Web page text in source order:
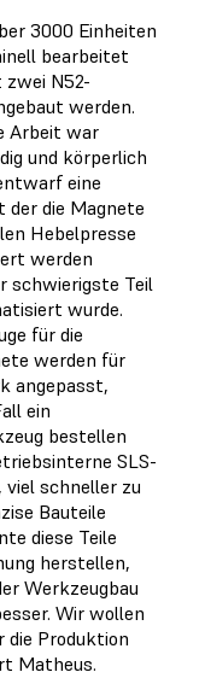
3000 Einheiten
bearbeitet
N52-
werden.
Arbeit war
und körperlich
eine
die Magnete
Hebelpresse
werden
schwierigste Teil
wurde.
für die
werden für
angepasst,
ein
bestellen
SLS-
schneller zu
Bauteile
diese Teile
herstellen,
Werkzeugbau
Wir wollen
die Produktion
Matheus.